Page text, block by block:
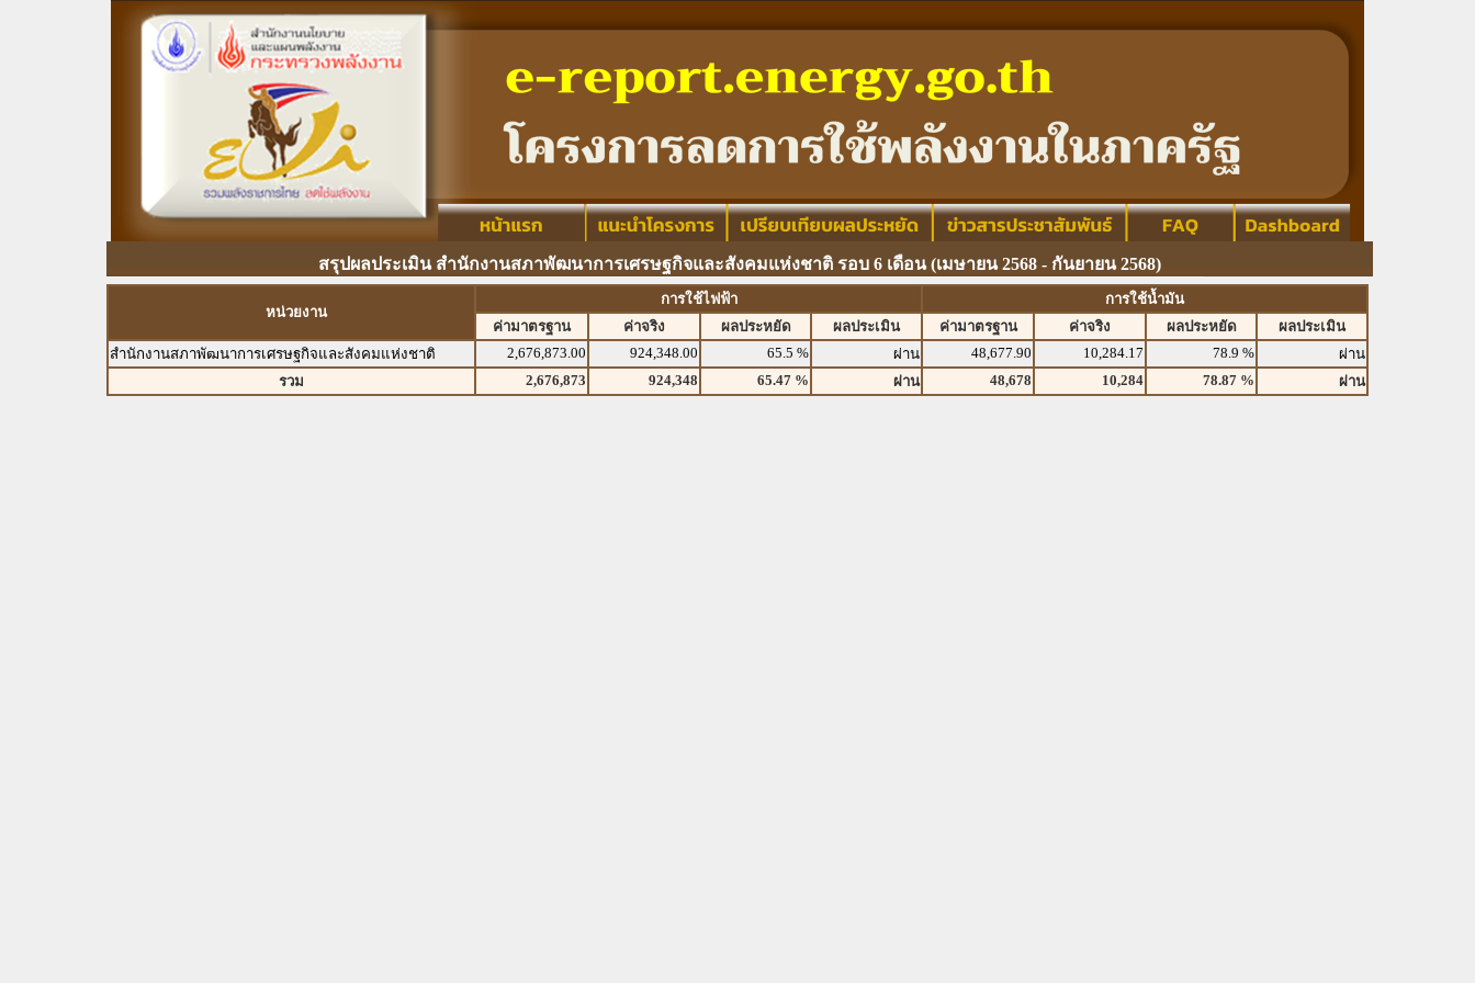
สรุปผลประเมิน สำนักงานสภาพัฒนาการเศรษฐกิจและสังคมแห่งชาติ รอบ 6 เดือน (เมษายน 2568 - กันยายน 2568)
หน่วยงาน
การใช้ไฟฟ้า
การใช้น้ำมัน
ค่ามาตรฐาน
ค่าจริง ผลประหยัด ผลประเมิน ค่ามาตรฐาน ค่าจริง ผลประหยัด
ผลประเมิน
สำนักงานสภาพัฒนาการเศรษฐกิจและสังคมแห่งชาติ
2,676,873.00 924,348.00 65.5 % ผ่าน 48,677.90 10,284.17 78.9 %
ผ่าน
รวม
2,676,873 924,348 65.47 % ผ่าน 48,678 10,284 78.87 % ผ่าน